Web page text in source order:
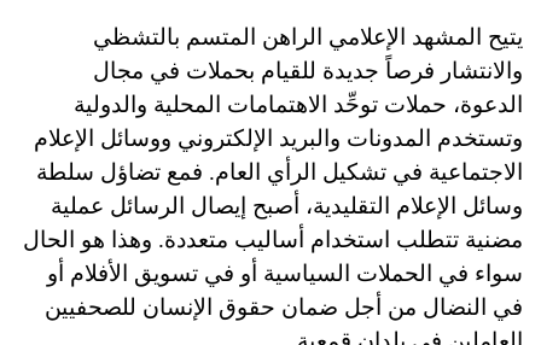
يتيح المشهد الإعلامي الراهن المتسم بالتشظي
والانتشار فرصاً جديدة للقيام بحملات في مجال
الدعوة، حملات توحِّد الاهتمامات المحلية والدولية
وتستخدم المدونات والبريد الإلكتروني ووسائل الإعلام
الاجتماعية في تشكيل الرأي العام. فمع تضاؤل سلطة
وسائل الإعلام التقليدية، أصبح إيصال الرسائل عملية
مضنية تتطلب استخدام أساليب متعددة. وهذا هو الحال
سواء في الحملات السياسية أو في تسويق الأفلام أو
في النضال من أجل ضمان حقوق الإنسان للصحفيين